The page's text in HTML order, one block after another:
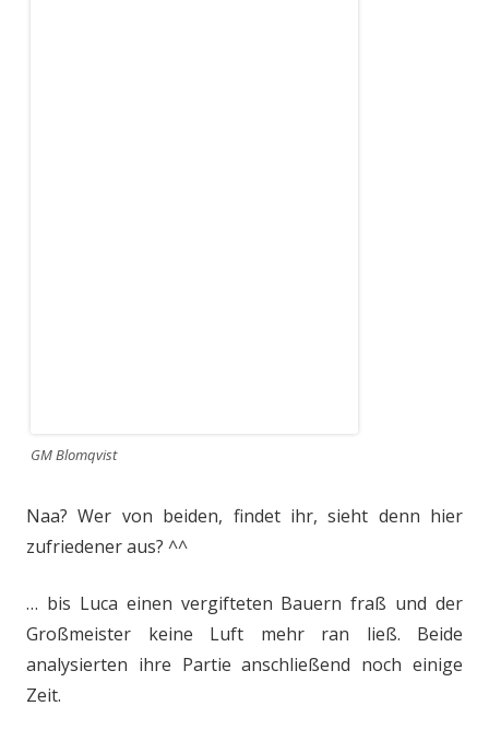
GM Blomqvist
Naa? Wer von beiden, findet ihr, sieht denn hier
zufriedener aus? ^^
… bis Luca einen vergifteten Bauern fraß und der
Großmeister keine Luft mehr ran ließ. Beide
analysierten ihre Partie anschließend noch einige
Zeit.